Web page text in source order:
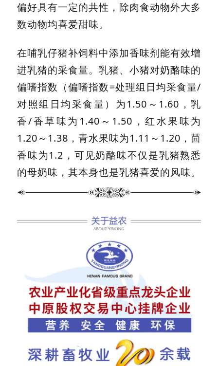
偏好具有一定的共性，除肉食动物外大多
数动物均喜爱甜味。
在哺乳仔猪补饲料中添加香味剂能有效增
进乳猪的采食量。乳猪、小猪对奶酪味的
偏嗜指数（偏嗜指数=处理组日均采食量/
对照组日均采食量）为1.50～1.60，乳
香/香草味为1.40～1.50，红水果味为
1.20～1.38，青水果味为1.11～1.20，茴
香味为1.2，可见奶酪味不仅是乳猪熟悉
的母奶味，其本身也是乳猪喜爱的风味。